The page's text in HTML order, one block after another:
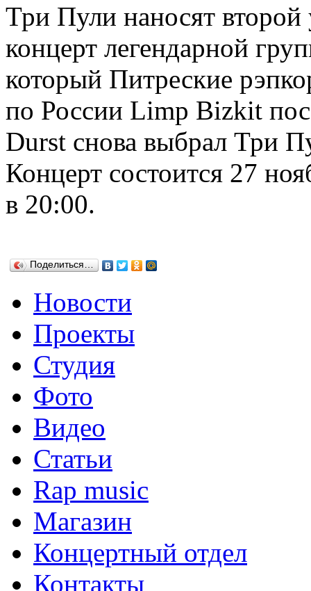
Три Пули наносят второй
концерт легендарной
который Питреские
по России Limp Bizkit
Durst снова выбрал Три
Концерт состоится 27
в 20:00.
Поделиться…
Новости
Проекты
Студия
Фото
Видео
Статьи
Rap music
Магазин
Концертный отдел
Контакты